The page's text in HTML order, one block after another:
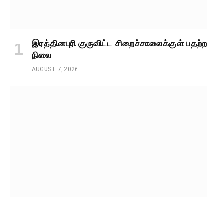
இரத்தினபுரி குருவிட்ட சிறைச்சாலைக்குள் பதற்ற
நிலை
AUGUST 7, 2026